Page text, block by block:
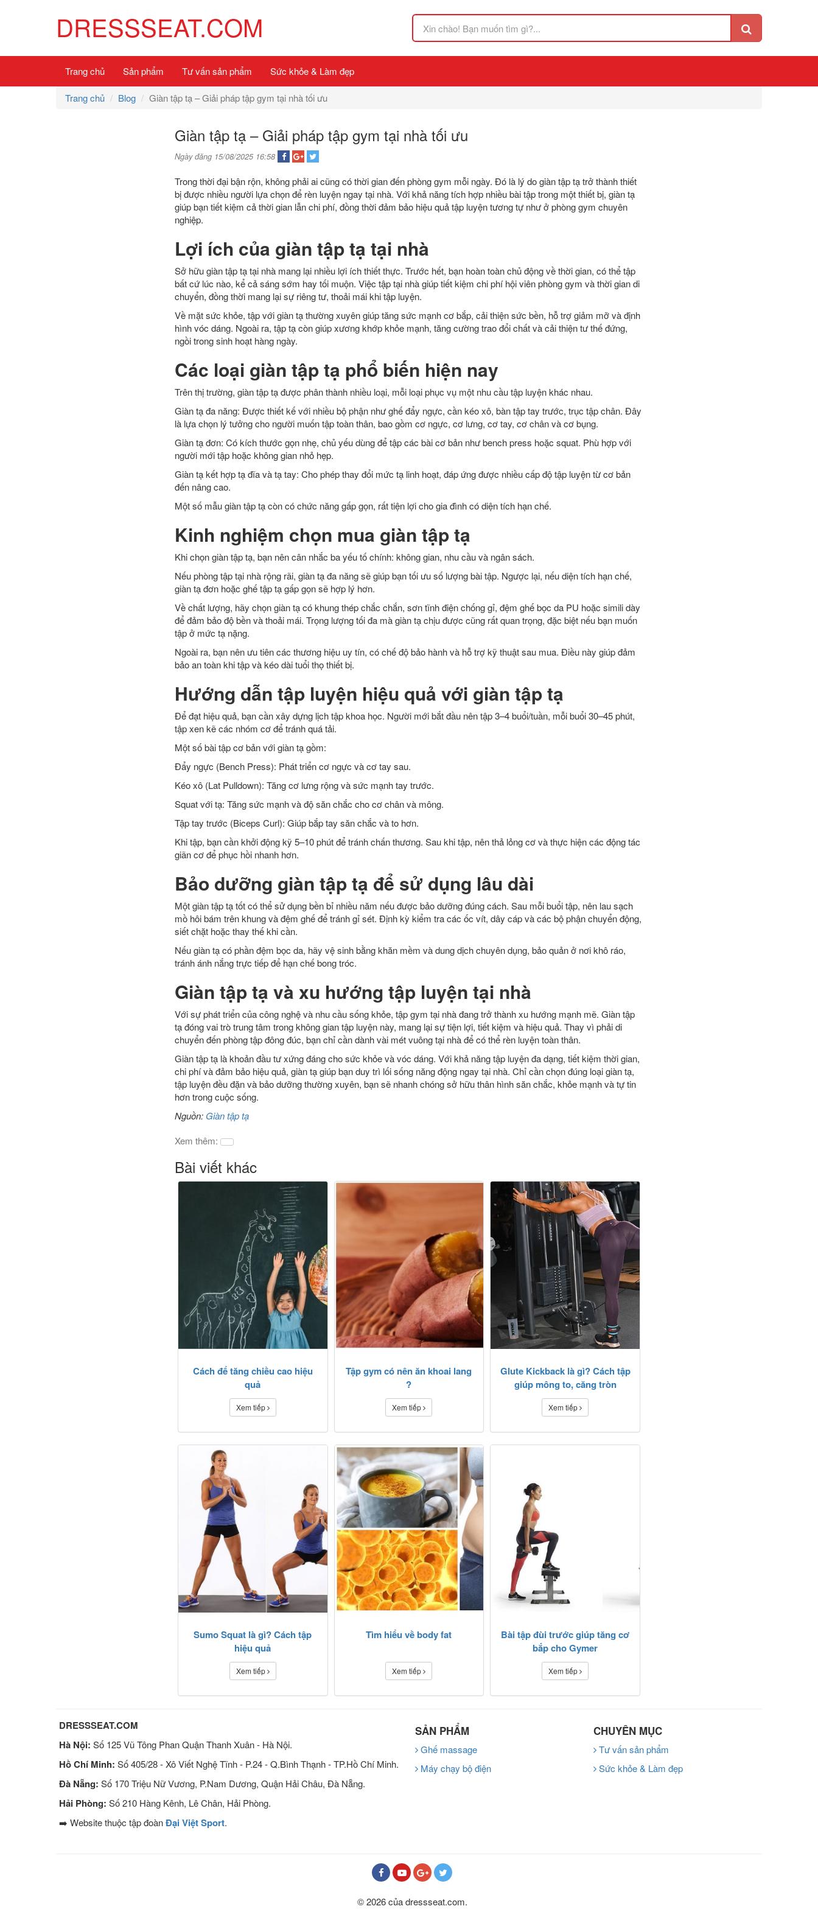
DRESSSEAT.COM
Trang chủ Sản phẩm Tư vấn sản phẩm Sức khỏe & Làm đẹp
Trang chủ Blog Giàn tập tạ – Giải pháp tập gym tại nhà tối ưu
Giàn tập tạ – Giải pháp tập gym tại nhà tối ưu
Ngày đăng 15/08/2025 16:58
Trong thời đại bận rộn, không phải ai cũng có thời gian đến phòng gym mỗi ngày. Đó là lý do giàn tập tạ trở thành thiết
bị được nhiều người lựa chọn để rèn luyện ngay tại nhà. Với khả năng tích hợp nhiều bài tập trong một thiết bị, giàn tạ
giúp bạn tiết kiệm cả thời gian lẫn chi phí, đồng thời đảm bảo hiệu quả tập luyện tương tự như ở phòng gym chuyên
nghiệp.
Lợi ích của giàn tập tạ tại nhà
Sở hữu giàn tập tạ tại nhà mang lại nhiều lợi ích thiết thực. Trước hết, bạn hoàn toàn chủ động về thời gian, có thể tập
bất cứ lúc nào, kể cả sáng sớm hay tối muộn. Việc tập tại nhà giúp tiết kiệm chi phí hội viên phòng gym và thời gian di
chuyển, đồng thời mang lại sự riêng tư, thoải mái khi tập luyện.
Về mặt sức khỏe, tập với giàn tạ thường xuyên giúp tăng sức mạnh cơ bắp, cải thiện sức bền, hỗ trợ giảm mỡ và định
hình vóc dáng. Ngoài ra, tập tạ còn giúp xương khớp khỏe mạnh, tăng cường trao đổi chất và cải thiện tư thế đứng,
ngồi trong sinh hoạt hàng ngày.
Các loại giàn tập tạ phổ biến hiện nay
Trên thị trường, giàn tập tạ được phân thành nhiều loại, mỗi loại phục vụ một nhu cầu tập luyện khác nhau.
Giàn tạ đa năng: Được thiết kế với nhiều bộ phận như ghế đẩy ngực, cần kéo xô, bàn tập tay trước, trục tập chân. Đây
là lựa chọn lý tưởng cho người muốn tập toàn thân, bao gồm cơ ngực, cơ lưng, cơ tay, cơ chân và cơ bụng.
Giàn tạ đơn: Có kích thước gọn nhẹ, chủ yếu dùng để tập các bài cơ bản như bench press hoặc squat. Phù hợp với
người mới tập hoặc không gian nhỏ hẹp.
Giàn tạ kết hợp tạ đĩa và tạ tay: Cho phép thay đổi mức tạ linh hoạt, đáp ứng được nhiều cấp độ tập luyện từ cơ bản
đến nâng cao.
Một số mẫu giàn tập tạ còn có chức năng gấp gọn, rất tiện lợi cho gia đình có diện tích hạn chế.
Kinh nghiệm chọn mua giàn tập tạ
Khi chọn giàn tập tạ, bạn nên cân nhắc ba yếu tố chính: không gian, nhu cầu và ngân sách.
Nếu phòng tập tại nhà rộng rãi, giàn tạ đa năng sẽ giúp bạn tối ưu số lượng bài tập. Ngược lại, nếu diện tích hạn chế,
giàn tạ đơn hoặc ghế tập tạ gấp gọn sẽ hợp lý hơn.
Về chất lượng, hãy chọn giàn tạ có khung thép chắc chắn, sơn tĩnh điện chống gỉ, đệm ghế bọc da PU hoặc simili dày
để đảm bảo độ bền và thoải mái. Trọng lượng tối đa mà giàn tạ chịu được cũng rất quan trọng, đặc biệt nếu bạn muốn
tập ở mức tạ nặng.
Ngoài ra, bạn nên ưu tiên các thương hiệu uy tín, có chế độ bảo hành và hỗ trợ kỹ thuật sau mua. Điều này giúp đảm
bảo an toàn khi tập và kéo dài tuổi thọ thiết bị.
Hướng dẫn tập luyện hiệu quả với giàn tập tạ
Để đạt hiệu quả, bạn cần xây dựng lịch tập khoa học. Người mới bắt đầu nên tập 3–4 buổi/tuần, mỗi buổi 30–45 phút,
tập xen kẽ các nhóm cơ để tránh quá tải.
Một số bài tập cơ bản với giàn tạ gồm:
Đẩy ngực (Bench Press): Phát triển cơ ngực và cơ tay sau.
Kéo xô (Lat Pulldown): Tăng cơ lưng rộng và sức mạnh tay trước.
Squat với tạ: Tăng sức mạnh và độ săn chắc cho cơ chân và mông.
Tập tay trước (Biceps Curl): Giúp bắp tay săn chắc và to hơn.
Khi tập, bạn cần khởi động kỹ 5–10 phút để tránh chấn thương. Sau khi tập, nên thả lỏng cơ và thực hiện các động tác
giãn cơ để phục hồi nhanh hơn.
Bảo dưỡng giàn tập tạ để sử dụng lâu dài
Một giàn tập tạ tốt có thể sử dụng bền bỉ nhiều năm nếu được bảo dưỡng đúng cách. Sau mỗi buổi tập, nên lau sạch
mồ hôi bám trên khung và đệm ghế để tránh gỉ sét. Định kỳ kiểm tra các ốc vít, dây cáp và các bộ phận chuyển động,
siết chặt hoặc thay thế khi cần.
Nếu giàn tạ có phần đệm bọc da, hãy vệ sinh bằng khăn mềm và dung dịch chuyên dụng, bảo quản ở nơi khô ráo,
tránh ánh nắng trực tiếp để hạn chế bong tróc.
Giàn tập tạ và xu hướng tập luyện tại nhà
Với sự phát triển của công nghệ và nhu cầu sống khỏe, tập gym tại nhà đang trở thành xu hướng mạnh mẽ. Giàn tập
tạ đóng vai trò trung tâm trong không gian tập luyện này, mang lại sự tiện lợi, tiết kiệm và hiệu quả. Thay vì phải di
chuyển đến phòng tập đông đúc, bạn chỉ cần dành vài mét vuông tại nhà để có thể rèn luyện toàn thân.
Giàn tập tạ là khoản đầu tư xứng đáng cho sức khỏe và vóc dáng. Với khả năng tập luyện đa dạng, tiết kiệm thời gian,
chi phí và đảm bảo hiệu quả, giàn tạ giúp bạn duy trì lối sống năng động ngay tại nhà. Chỉ cần chọn đúng loại giàn tạ,
tập luyện đều đặn và bảo dưỡng thường xuyên, bạn sẽ nhanh chóng sở hữu thân hình săn chắc, khỏe mạnh và tự tin
hơn trong cuộc sống.
Nguồn: Giàn tập tạ
Xem thêm:
Bài viết khác
Cách để tăng chiều cao hiệu
quả
Xem tiếp
Tập gym có nên ăn khoai lang
?
Xem tiếp
Glute Kickback là gì? Cách tập
giúp mông to, căng tròn
Xem tiếp
Sumo Squat là gì? Cách tập
hiệu quả
Xem tiếp
Tìm hiểu về body fat
Xem tiếp
Bài tập đùi trước giúp tăng cơ
bắp cho Gymer
Xem tiếp
DRESSSEAT.COM
Hà Nội: Số 125 Vũ Tông Phan Quận Thanh Xuân - Hà Nội.
Hồ Chí Minh: Số 405/28 - Xô Viết Nghệ Tĩnh - P.24 - Q.Bình Thạnh - TP.Hồ Chí Minh.
Đà Nẵng: Số 170 Triệu Nữ Vương, P.Nam Dương, Quận Hải Châu, Đà Nẵng.
Hải Phòng: Số 210 Hàng Kênh, Lê Chân, Hải Phòng.
➡️ Website thuộc tập đoànĐại Việt Sport.
SẢN PHẨM
Ghế massage
Máy chạy bộ điện
CHUYÊN MỤC
Tư vấn sản phẩm
Sức khỏe & Làm đẹp
© 2026 của dressseat.com.